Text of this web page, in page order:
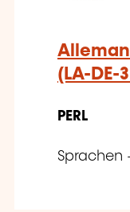
(LA-DE-
PERL
Sprachen